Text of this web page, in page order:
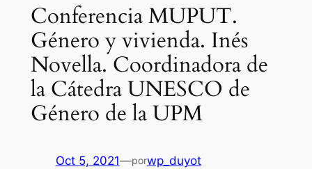
Conferencia MUPUT.
Género y vivienda. Inés
Novella. Coordinadora de
la Cátedra UNESCO de
Género de la UPM
Oct 5, 2021—porwp_duyot